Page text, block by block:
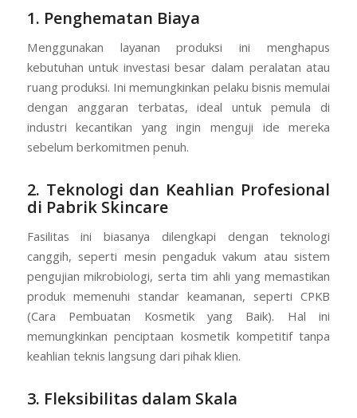
1. Penghematan Biaya
Menggunakan layanan produksi ini menghapus
kebutuhan untuk investasi besar dalam peralatan atau
ruang produksi. Ini memungkinkan pelaku bisnis memulai
dengan anggaran terbatas, ideal untuk pemula di
industri kecantikan yang ingin menguji ide mereka
sebelum berkomitmen penuh.
2. Teknologi dan Keahlian Profesional
di Pabrik Skincare
Fasilitas ini biasanya dilengkapi dengan teknologi
canggih, seperti mesin pengaduk vakum atau sistem
pengujian mikrobiologi, serta tim ahli yang memastikan
produk memenuhi standar keamanan, seperti CPKB
(Cara Pembuatan Kosmetik yang Baik). Hal ini
memungkinkan penciptaan kosmetik kompetitif tanpa
keahlian teknis langsung dari pihak klien.
3. Fleksibilitas dalam Skala